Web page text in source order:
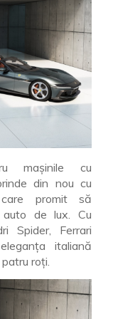
mașinile cu
din nou cu
promit să
auto de lux. Cu
Spider, Ferrari
italiană
roți.